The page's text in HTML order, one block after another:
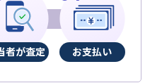
者が査定 お支払い